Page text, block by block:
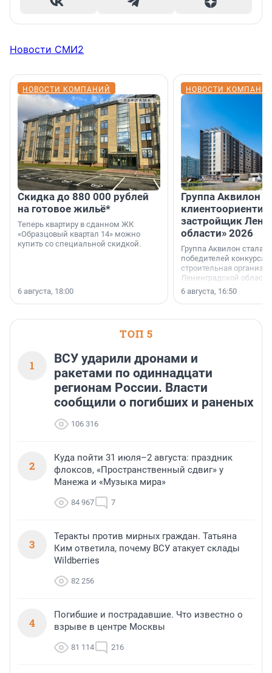
Новости СМИ2
НОВОСТИ КОМПАНИЙ
Скидка до 880 000 рублей
на готовое жильё*
Теперь квартиру в сданном ЖК
«Образцовый квартал 14» можно
купить со специальной скидкой.
6 августа, 18:00
НОВОСТИ
Группа Аквилон
застройщик
области» 2026
Группа Аквилон стала
победителей конкурса
строительная
Ленинградской области
номинации «Самый
застройщик
области».
6 августа, 16:50
ТОП 5
1
ВСУ ударили дронами и
ракетами по одиннадцати
регионам России. Власти
сообщили о погибших и раненых
106 316
2
Куда пойти 31 июля–2 августа: праздник
флоксов, «Пространственный сдвиг» у
Манежа и «Музыка мира»
84 967 7
3
Теракты против мирных граждан. Татьяна
Ким ответила, почему ВСУ атакует склады
Wildberries
82 256
4
Погибшие и пострадавшие. Что известно о
взрыве в центре Москвы
81 114 216